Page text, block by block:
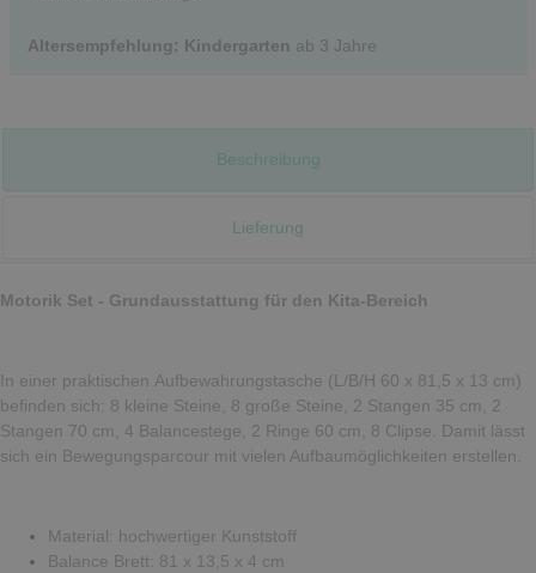
Altersempfehlung: Kindergarten ab 3 Jahre
Beschreibung
Lieferung
Motorik Set - Grundausstattung für den Kita-Bereich
In einer praktischen Aufbewahrungstasche (L/B/H 60 x 81,5 x 13 cm)
befinden sich: 8 kleine Steine, 8 große Steine, 2 Stangen 35 cm, 2
Stangen 70 cm, 4 Balancestege, 2 Ringe 60 cm, 8 Clipse. Damit lässt
sich ein Bewegungsparcour mit vielen Aufbaumöglichkeiten erstellen.
Material: hochwertiger Kunststoff
Balance Brett: 81 x 13,5 x 4 cm